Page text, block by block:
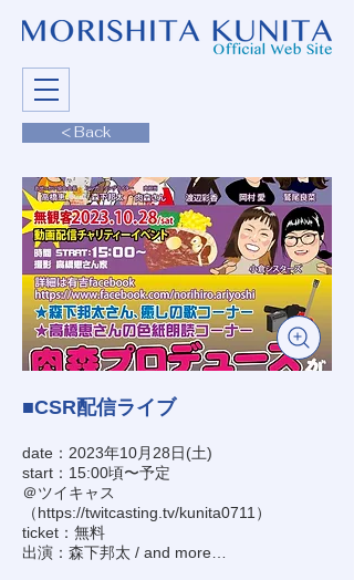
< Back
■CSR配信ライブ
date：2023年10月28日(土)
start：15:00頃〜予定
＠ツイキャス
（https://twitcasting.tv/kunita0711 ）
ticket：無料
出演：森下邦太 / and more…